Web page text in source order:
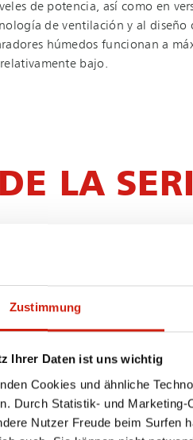
Zustimmung
Ihrer Daten ist uns wichtig
Cookies und ähnliche
Durch Statistik- und
Nutzer Freude beim Surfen
de potencia, así como en
de ventilación y al diseño
húmedos funcionan a
bajo.
LA